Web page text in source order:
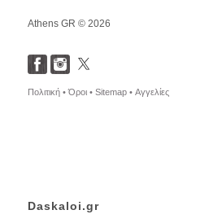
Athens GR © 2026
Πολιτική •Όροι • Sitemap • Αγγελίες
Daskaloi.gr